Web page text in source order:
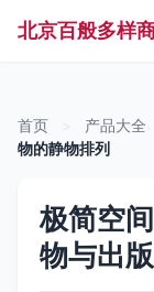
首页 产品大全
物的静物排列
极简空
物与出